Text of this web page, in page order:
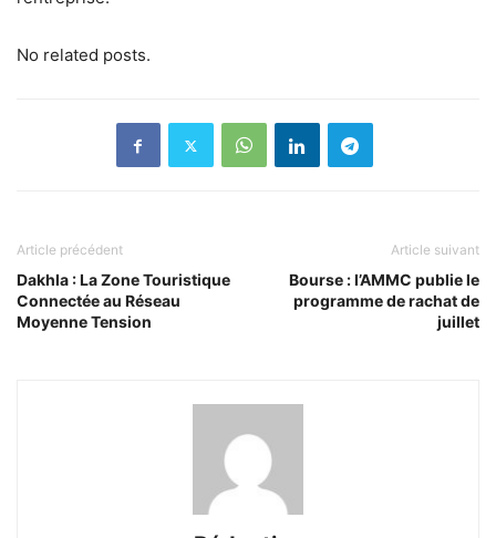
No related posts.
Article précédent
Dakhla : La Zone Touristique
Connectée au Réseau
Moyenne Tension
Article suivant
Bourse : l’AMMC publie le
programme de rachat de
juillet